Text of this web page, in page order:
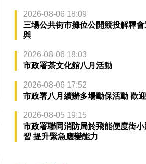
2026-08-06 18:09
三場公共街市攤位公開競投解釋
與
2026-08-06 18:03
市政署茶文化館八月活動
2026-08-06 17:52
市政署八月續辦多場動保活動 歡
2026-08-05 19:15
市政署聯同消防局於飛能便度街
習 提升緊急應變能力